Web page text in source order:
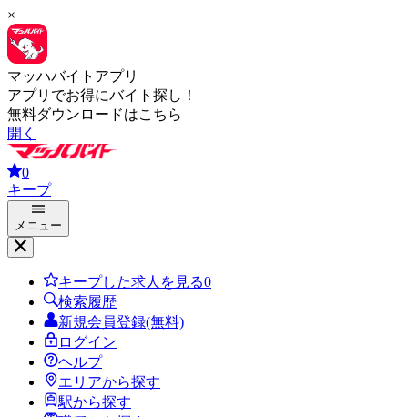
×
マッハバイトアプリ
アプリでお得にバイト探し！
無料ダウンロードはこちら
開く
0
キープ
メニュー
キープした求人を見る0
検索履歴
新規会員登録(無料)
ログイン
ヘルプ
エリアから探す
駅から探す